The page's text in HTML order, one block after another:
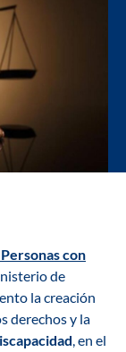
con
de
la creación
derechos y la
, en el